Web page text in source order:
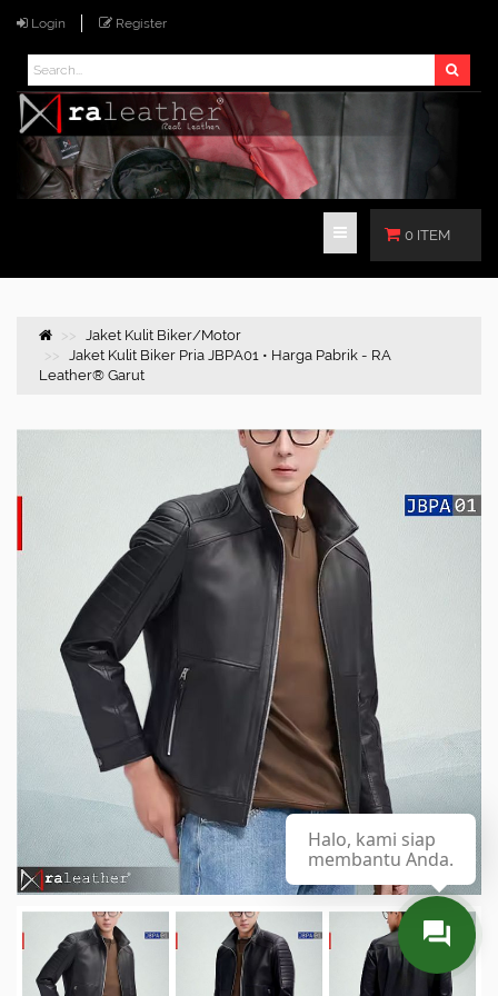
Login Register
0 ITEM
Jaket Kulit Biker/Motor
Jaket Kulit Biker Pria JBPA01 • Harga Pabrik - RA
Leather® Garut
Halo, kami siap
membantu Anda.